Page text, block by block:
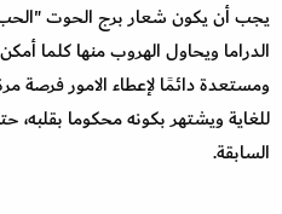
يجب أن يكون شعار برج الحوت
الدراما ويحاول الهروب منها كلما
ومستعدة دائمًا لإعطاء الامور فرصة
للغاية ويشتهر بكونه محكوما بقلبه،
السابقة.